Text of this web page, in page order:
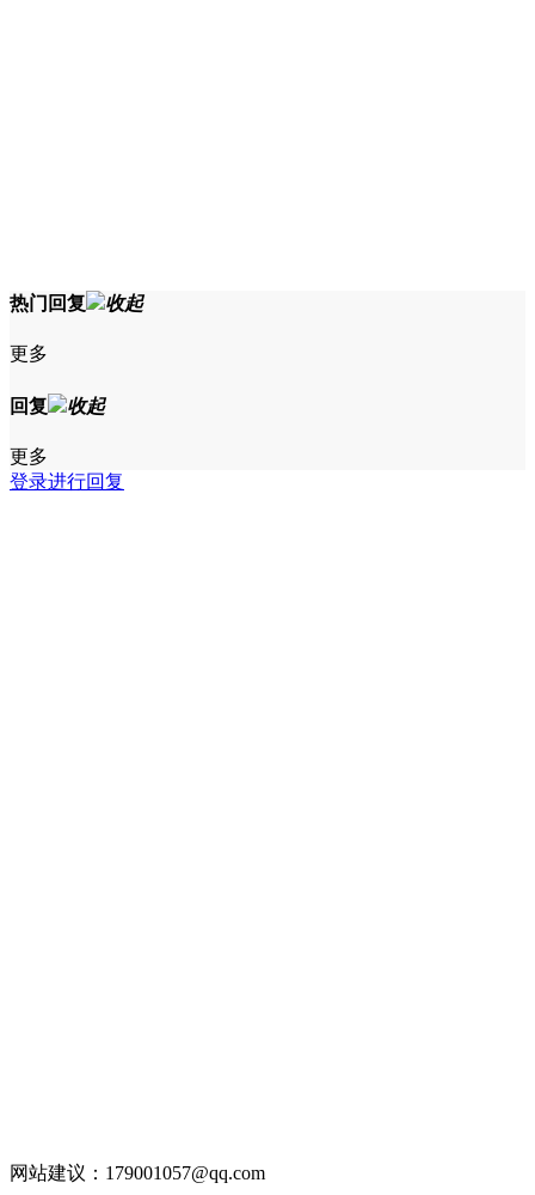
热门回复 收起
更多
回复 收起
更多
登录进行回复
网站建议：179001057@qq.com